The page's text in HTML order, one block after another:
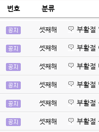
번호
분류
셋째해 부활절
셋째해 부활절
셋째해 부활절
셋째해 부활절
셋째해 부활절
셋째해 부활절